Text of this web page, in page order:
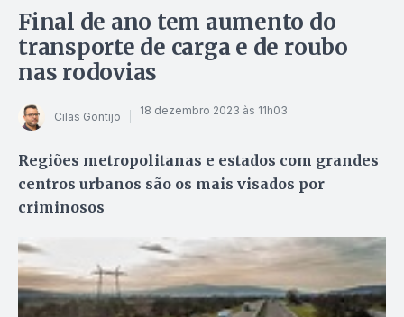
Final de ano tem aumento do
transporte de carga e de roubo
nas rodovias
Cilas Gontijo 18 dezembro 2023 às 11h03
Regiões metropolitanas e estados com grandes
centros urbanos são os mais visados por
criminosos